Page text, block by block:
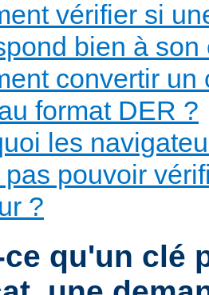
vérifier si
bien à son
convertir un
format DER ?
les
pas pouvoir
?
qu'un clé